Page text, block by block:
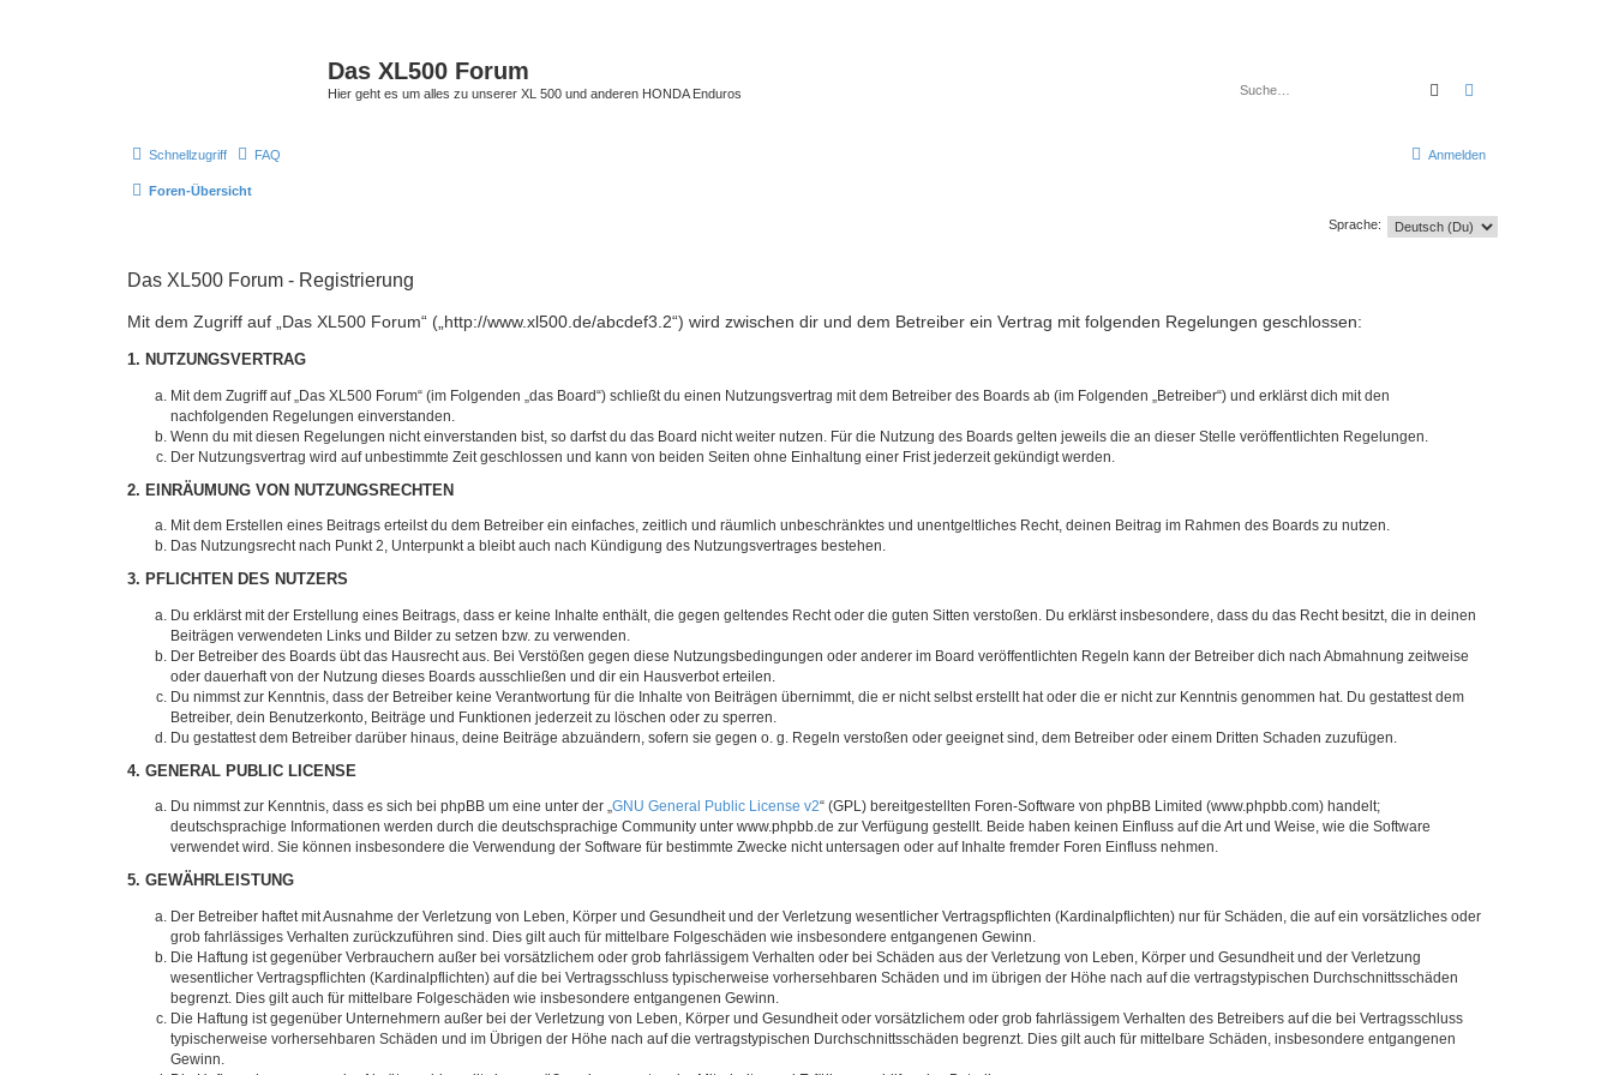
Das XL500 Forum
Hier geht es um alles zu unserer XL 500 und anderen HONDA Enduros Suche
Schnellzugriff FAQ Anmelden
Foren-Übersicht
Sprache:
Das XL500 Forum - Registrierung
Mit dem Zugriff auf „Das XL500 Forum“ („http://www.xl500.de/abcdef3.2“) wird zwischen dir und dem Betreiber ein Vertrag mit folgenden Regelungen geschlossen:
1. NUTZUNGSVERTRAG
Mit dem Zugriff auf „Das XL500 Forum“ (im Folgenden „das Board“) schließt du einen Nutzungsvertrag mit dem Betreiber des Boards ab (im Folgenden „Betreiber“) und erklärst dich mit den
nachfolgenden Regelungen einverstanden.
Wenn du mit diesen Regelungen nicht einverstanden bist, so darfst du das Board nicht weiter nutzen. Für die Nutzung des Boards gelten jeweils die an dieser Stelle veröffentlichten Regelungen.
Der Nutzungsvertrag wird auf unbestimmte Zeit geschlossen und kann von beiden Seiten ohne Einhaltung einer Frist jederzeit gekündigt werden.
2. EINRÄUMUNG VON NUTZUNGSRECHTEN
Mit dem Erstellen eines Beitrags erteilst du dem Betreiber ein einfaches, zeitlich und räumlich unbeschränktes und unentgeltliches Recht, deinen Beitrag im Rahmen des Boards zu nutzen.
Das Nutzungsrecht nach Punkt 2, Unterpunkt a bleibt auch nach Kündigung des Nutzungsvertrages bestehen.
3. PFLICHTEN DES NUTZERS
Du erklärst mit der Erstellung eines Beitrags, dass er keine Inhalte enthält, die gegen geltendes Recht oder die guten Sitten verstoßen. Du erklärst insbesondere, dass du das Recht besitzt, die in deinen
Beiträgen verwendeten Links und Bilder zu setzen bzw. zu verwenden.
Der Betreiber des Boards übt das Hausrecht aus. Bei Verstößen gegen diese Nutzungsbedingungen oder anderer im Board veröffentlichten Regeln kann der Betreiber dich nach Abmahnung zeitweise
oder dauerhaft von der Nutzung dieses Boards ausschließen und dir ein Hausverbot erteilen.
Du nimmst zur Kenntnis, dass der Betreiber keine Verantwortung für die Inhalte von Beiträgen übernimmt, die er nicht selbst erstellt hat oder die er nicht zur Kenntnis genommen hat. Du gestattest dem
Betreiber, dein Benutzerkonto, Beiträge und Funktionen jederzeit zu löschen oder zu sperren.
Du gestattest dem Betreiber darüber hinaus, deine Beiträge abzuändern, sofern sie gegen o. g. Regeln verstoßen oder geeignet sind, dem Betreiber oder einem Dritten Schaden zuzufügen.
4. GENERAL PUBLIC LICENSE
Du nimmst zur Kenntnis, dass es sich bei phpBB um eine unter der „GNU General Public License v2“ (GPL) bereitgestellten Foren-Software von phpBB Limited (www.phpbb.com) handelt;
deutschsprachige Informationen werden durch die deutschsprachige Community unter www.phpbb.de zur Verfügung gestellt. Beide haben keinen Einfluss auf die Art und Weise, wie die Software
verwendet wird. Sie können insbesondere die Verwendung der Software für bestimmte Zwecke nicht untersagen oder auf Inhalte fremder Foren Einfluss nehmen.
5. GEWÄHRLEISTUNG
Der Betreiber haftet mit Ausnahme der Verletzung von Leben, Körper und Gesundheit und der Verletzung wesentlicher Vertragspflichten (Kardinalpflichten) nur für Schäden, die auf ein vorsätzliches oder
grob fahrlässiges Verhalten zurückzuführen sind. Dies gilt auch für mittelbare Folgeschäden wie insbesondere entgangenen Gewinn.
Die Haftung ist gegenüber Verbrauchern außer bei vorsätzlichem oder grob fahrlässigem Verhalten oder bei Schäden aus der Verletzung von Leben, Körper und Gesundheit und der Verletzung
wesentlicher Vertragspflichten (Kardinalpflichten) auf die bei Vertragsschluss typischerweise vorhersehbaren Schäden und im übrigen der Höhe nach auf die vertragstypischen Durchschnittsschäden
begrenzt. Dies gilt auch für mittelbare Folgeschäden wie insbesondere entgangenen Gewinn.
Die Haftung ist gegenüber Unternehmern außer bei der Verletzung von Leben, Körper und Gesundheit oder vorsätzlichem oder grob fahrlässigem Verhalten des Betreibers auf die bei Vertragsschluss
typischerweise vorhersehbaren Schäden und im Übrigen der Höhe nach auf die vertragstypischen Durchschnittsschäden begrenzt. Dies gilt auch für mittelbare Schäden, insbesondere entgangenen
Gewinn.